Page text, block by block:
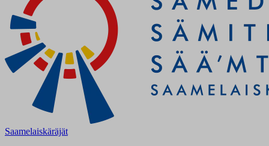
Saamelaiskäräjät